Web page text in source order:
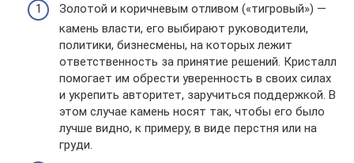
Золотой и коричневым отливом («тигровый») —
камень власти, его выбирают руководители,
политики, бизнесмены, на которых лежит
ответственность за принятие решений. Кристалл
помогает им обрести уверенность в своих силах
и укрепить авторитет, заручиться поддержкой. В
этом случае камень носят так, чтобы его было
лучше видно, к примеру, в виде перстня или на
груди.